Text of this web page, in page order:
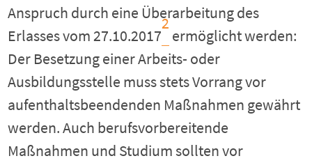
Anspruch durch eine Überarbeitung des
Erlasses vom 27.10.2017
2
ermöglicht werden:
Der Besetzung einer Arbeits- oder
Ausbildungsstelle muss stets Vorrang vor
aufenthaltsbeendenden Maßnahmen gewährt
werden. Auch berufsvorbereitende
Maßnahmen und Studium sollten vor